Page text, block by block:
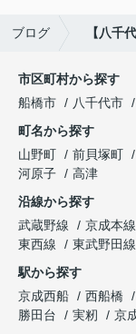
ブログ 【八千
市区町村から探す
船橋市
八千代市
町名から探す
山野町
前貝塚町
河原子
高津
沿線から探す
武蔵野線
京成本線
東西線
東武野田線
駅から探す
京成西船
西船橋
勝田台
実籾 京